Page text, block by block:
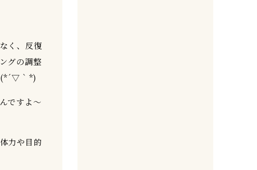
く、反復
グの調整
(*´▽｀*)
ですよ～
力や目的